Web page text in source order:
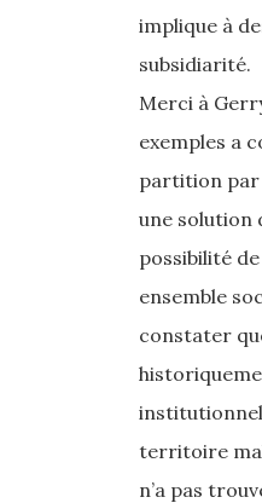
implique à
subsidiarité.
Merci à
exemples a
partition par
une solution
possibilité
ensemble
constater
territoire
n’a pas